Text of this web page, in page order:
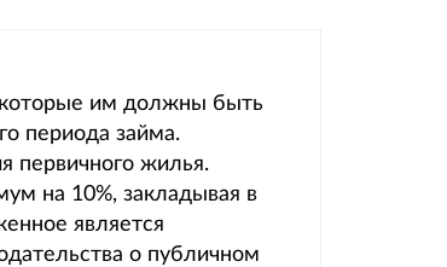
которые им должны быть
периода займа.
первичного жилья.
на 10%, закладывая в
является
о публичном